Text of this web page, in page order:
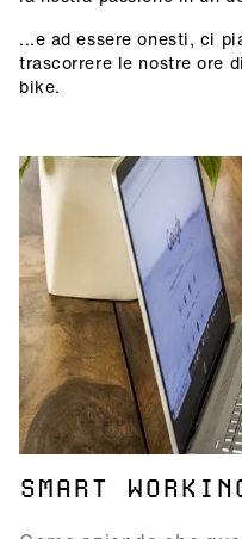
...e ad essere onesti, ci
trascorrere le nostre ore
bike.
SMART